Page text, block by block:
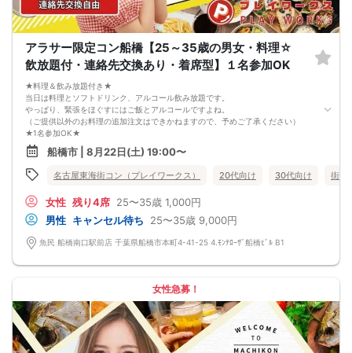
9. 当日受付にお越しになってからのキャンセル、途中キャンセルは出来ません。
10. イベント中止に伴うユーザーへの返金額は、チケット代金となり、交通費、宿
泊費、通信費等の返金は行いません。
11. 領収書の発行はいたしかねます。
お申し込みが完了した時点で上記すべての事項に同意したと判断いたします。
8/22(土)大人の同世代コン船橋
アラサー限定コン船橋【25～35歳の男女・料理☆
飲放題付・連絡先交換あり・着席型】１名参加OK
★料理＆飲み放題付き★
当日は料理とソフトドリンク、アルコール飲み放題です。
やっぱり、緊張をほぐすにはご飯とアルコールですよね。
（ご提供以外のお料理の追加注文はできかねますので、予めご了承ください）
★1名参加OK★
他の1名参加の方とペアになりますし、友達作りにも最適です。
基本的には２：２のグループトークとなります。
（１：１でのトークはございませんので、予めご了承ください）
★プロフィールカードにより会話のキッカケもバッチリ★
なんてことは絶対ありません！
プロフィールカードを活用し、「はじめまして」から会話を楽しみましょう。
★完全着席型・連絡先交換は自由★
完全着席型で席替えはできる限り行います。
席替えの５分前には連絡先交換を促すアナウンスをいたしますので、「連絡先交
1. ２名様以上でのご参加は必ず同性同士でお申し込みください。
2. 服装の指定はございません。多くのお客様はカジュアルな格好でおこしになら
れています。
3. 開催判断はイベント前日の時点で男性３名・女性３名以上のお申し込みからに
船橋市 | 8月22日(土) 19:00〜
名古屋東海街コン（プレイワークス） 20代向け 30代向け 街コ
女性 残り4席 25〜35歳 1,000円
男性 キャンセル待ち 25〜35歳 9,000円
魚民 船橋南口駅前店 千葉県船橋市本町4-41-25 4.ﾓﾝﾃﾛｰｻﾞ船橋ﾋﾞﾙ B1
女性急募！